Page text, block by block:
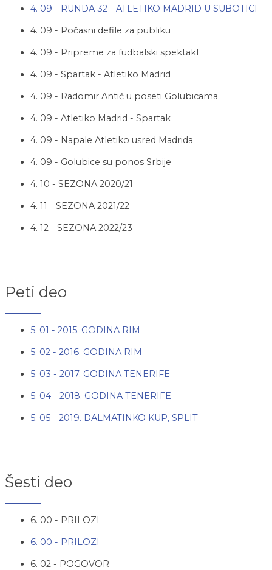
4. 09 - RUNDA 32 - ATLETIKO MADRID U SUBOTICI
4. 09 - Počasni defile za publiku
4. 09 - Pripreme za fudbalski spektakl
4. 09 - Spartak - Atletiko Madrid
4. 09 - Radomir Antić u poseti Golubicama
4. 09 - Atletiko Madrid - Spartak
4. 09 - Napale Atletiko usred Madrida
4. 09 - Golubice su ponos Srbije
4. 10 - SEZONA 2020/21
4. 11 - SEZONA 2021/22
4. 12 - SEZONA 2022/23
Peti deo
5. 01 - 2015. GODINA RIM
5. 02 - 2016. GODINA RIM
5. 03 - 2017. GODINA TENERIFE
5. 04 - 2018. GODINA TENERIFE
5. 05 - 2019. DALMATINKO KUP, SPLIT
Šesti deo
6. 00 - PRILOZI
6. 00 - PRILOZI
6. 02 - POGOVOR